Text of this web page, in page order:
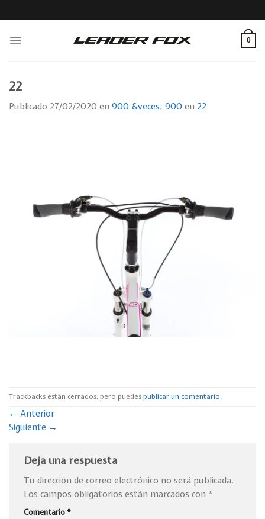
to
0
22
Publicado 27/02/2020 en 900 &veces; 900 en 22
Trackbacks están cerrados, pero puedespublicar un comentario.
← Anterior
Siguiente →
Deja una respuesta
Tu dirección de correo electrónico no será publicada.
Los campos obligatorios están marcados con *
Comentario *